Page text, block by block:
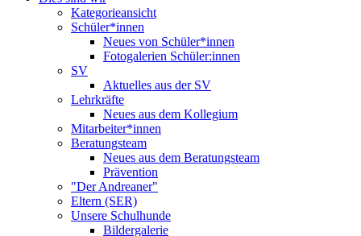
Kategorieansicht
Schüler*innen
Neues von Schüler*innen
Fotogalerien Schüler:innen
SV
Aktuelles aus der SV
Lehrkräfte
Neues aus dem Kollegium
Mitarbeiter*innen
Beratungsteam
Neues aus dem Beratungsteam
Prävention
"Der Andreaner"
Eltern (SER)
Unsere Schulhunde
Bildergalerie